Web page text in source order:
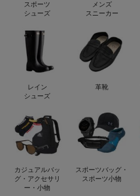
スポーツ
シューズ
メンズ
スニーカー
レイン
シューズ
革靴
カジュアルバッ
グ・アクセサリ
ー・小物
スポーツバッグ・
スポーツ小物